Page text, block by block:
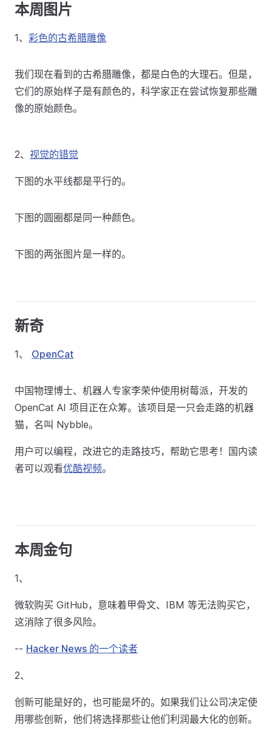
本周图片
1、 彩色的古希腊雕像
我们现在看到的古希腊雕像，都是白色的大理石。但是，
它们的原始样子是有颜色的，科学家正在尝试恢复那些雕
像的原始颜色。
2、 视觉的错觉
下图的水平线都是平行的。
下图的圆圈都是同一种颜色。
下图的两张图片是一样的。
新奇
1、 OpenCat
中国物理博士、机器人专家李荣仲使用树莓派，开发的
OpenCat AI 项目正在众筹。该项目是一只会走路的机器
猫，名叫 Nybble。
用户可以编程，改进它的走路技巧，帮助它思考！国内读
者可以观看优酷视频。
本周金句
1、
微软购买 GitHub，意味着甲骨文、IBM 等无法购买它，
这消除了很多风险。
-- Hacker News 的一个读者
2、
创新可能是好的，也可能是坏的。如果我们让公司决定使
用哪些创新，他们将选择那些让他们利润最大化的创新。